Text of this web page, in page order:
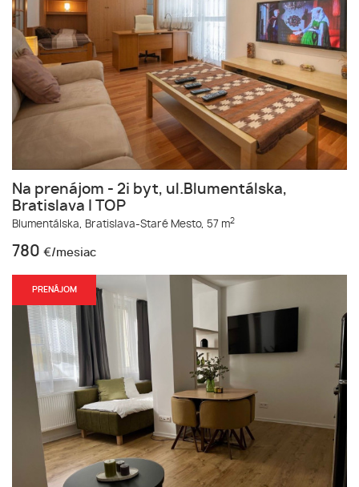
Na prenájom - 2i byt, ul.Blumentálska,
Bratislava I TOP
Blumentálska, Bratislava-Staré Mesto, 57 m2
780 €/mesiac
PRENÁJOM